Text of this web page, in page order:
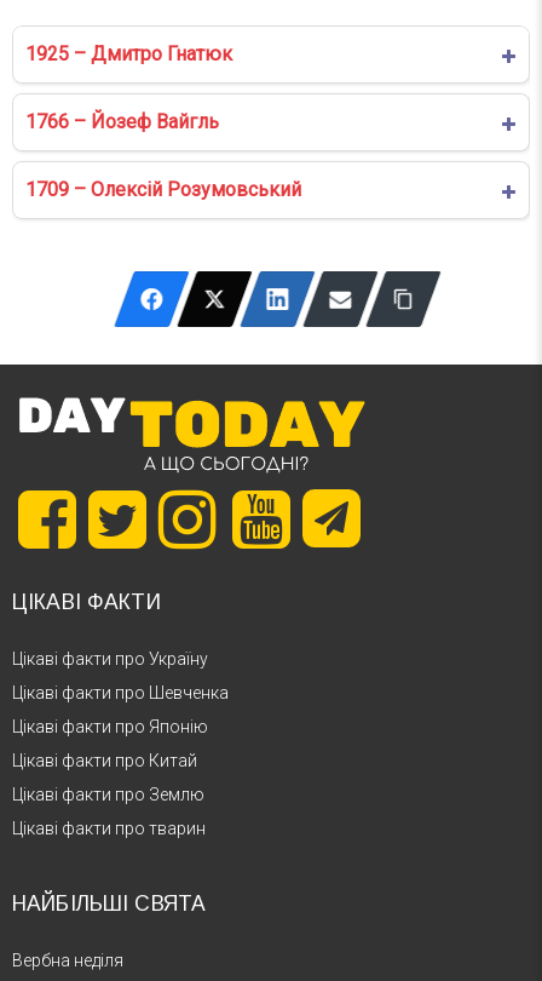
1925 – Дмитро Гнатюк
1766 – Йозеф Вайгль
1709 – Олексій Розумовський
ЦІКАВІ ФАКТИ
Цікаві факти про Україну
Цікаві факти про Шевченка
Цікаві факти про Японію
Цікаві факти про Китай
Цікаві факти про Землю
Цікаві факти про тварин
НАЙБІЛЬШІ СВЯТА
Вербна неділя